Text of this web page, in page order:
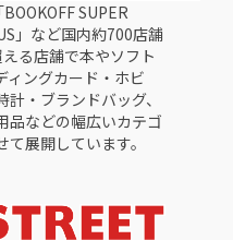
SUPER
」など国内約700店舗
る店舗で本やソフト
ィングカード・ホビ
・ブランドバッグ、
品などの幅広いカテゴ
展開しています。